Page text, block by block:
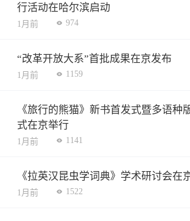
行活动在哈尔滨启动
1月前 974
“改革开放大系”首批成果在京发布
1月前 1159
《旅行的熊猫》新书首发式暨多语种
式在京举行
1月前 1141
《拉英汉昆虫学词典》学术研讨会在
1月前 1522